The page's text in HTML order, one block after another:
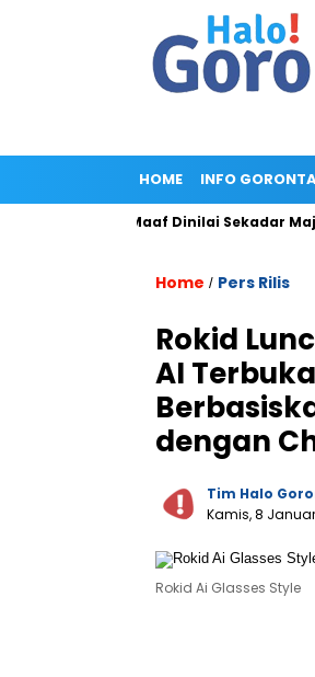
HOME INFO
Minta Maaf Dinilai Sekadar Majas
Home / Pers Rilis
Rokid
AI
dengan
Tim Halo
Kamis, 8
Rokid Ai Glasses Style